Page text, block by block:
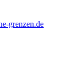
grenzen.de